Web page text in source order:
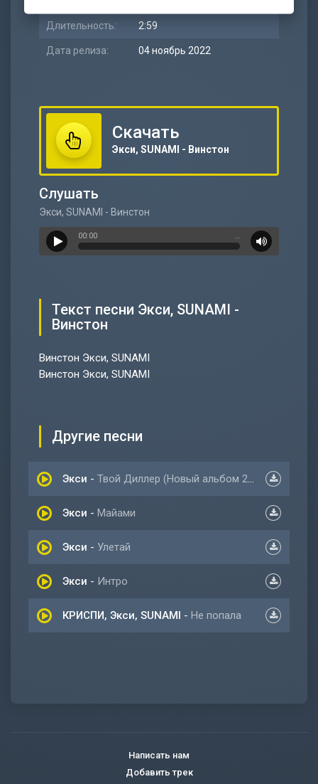
Длительность: 2:59
Дата релиза: 04 ноябрь 2022
Скачать
Экси, SUNAMI - Винстон
Слушать
Экси, SUNAMI - Винстон
00:00 …
Текст песни Экси, SUNAMI -
Винстон
Винстон Экси, SUNAMI
Винстон Экси, SUNAMI
Другие песни
Экси - Твой Диллер (Новый альбом 2022)
Экси - Майами
Экси - Улетай
Экси - Интро
КРИСПИ, Экси, SUNAMI - Не попала
Написать нам
Добавить трек